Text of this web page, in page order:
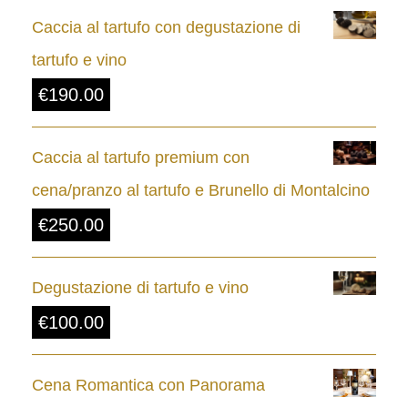
r
z
o
:
a
€
.
0
Caccia al tartufo con degustazione di
tartufo e vino
€190.00
Caccia al tartufo premium con
cena/pranzo al tartufo e Brunello di Montalcino
€250.00
Degustazione di tartufo e vino
€100.00
Cena Romantica con Panorama